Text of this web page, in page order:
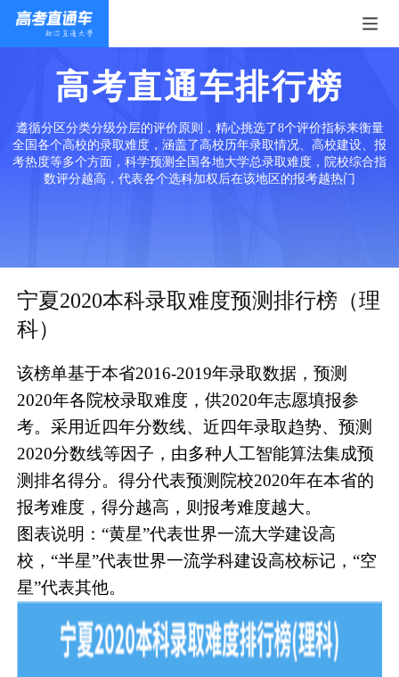
高考直通车排行榜
遵循分区分类分级分层的评价原则，精心挑选了8个评价指标来衡量
全国各个高校的录取难度，涵盖了高校历年录取情况、高校建设、报
考热度等多个方面，科学预测全国各地大学总录取难度，院校综合指
数评分越高，代表各个选科加权后在该地区的报考越热门
宁夏2020本科录取难度预测排行榜（理
科）
该榜单基于本省2016-2019年录取数据，预测
2020年各院校录取难度，供2020年志愿填报参
考。采用近四年分数线、近四年录取趋势、预测
2020分数线等因子，由多种人工智能算法集成预
测排名得分。得分代表预测院校2020年在本省的
报考难度，得分越高，则报考难度越大。
图表说明：“黄星”代表世界一流大学建设高
校，“半星”代表世界一流学科建设高校标记，“空
星”代表其他。